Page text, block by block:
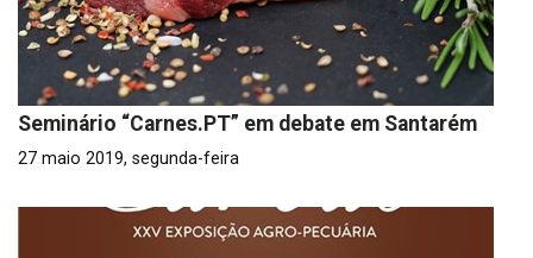
Seminário “Carnes.PT” em debate em Santarém
27 maio 2019, segunda-feira